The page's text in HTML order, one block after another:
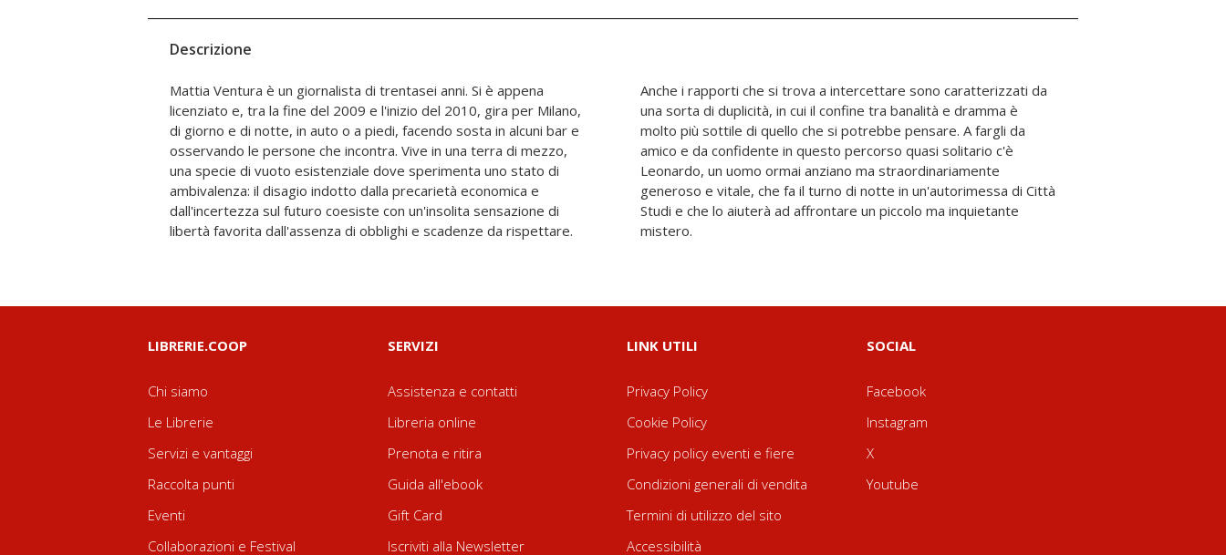
Descrizione
Mattia Ventura è un giornalista di trentasei anni. Si è appena
licenziato e, tra la fine del 2009 e l'inizio del 2010, gira per Milano,
di giorno e di notte, in auto o a piedi, facendo sosta in alcuni bar e
osservando le persone che incontra. Vive in una terra di mezzo,
una specie di vuoto esistenziale dove sperimenta uno stato di
ambivalenza: il disagio indotto dalla precarietà economica e
dall'incertezza sul futuro coesiste con un'insolita sensazione di
libertà favorita dall'assenza di obblighi e scadenze da rispettare.
Anche i rapporti che si trova a intercettare sono caratterizzati da
una sorta di duplicità, in cui il confine tra banalità e dramma è
molto più sottile di quello che si potrebbe pensare. A fargli da
amico e da confidente in questo percorso quasi solitario c'è
Leonardo, un uomo ormai anziano ma straordinariamente
generoso e vitale, che fa il turno di notte in un'autorimessa di Città
Studi e che lo aiuterà ad affrontare un piccolo ma inquietante
mistero.
LIBRERIE.COOP
Chi siamo
Le Librerie
Servizi e vantaggi
Raccolta punti
Eventi
Collaborazioni e Festival
SERVIZI
Assistenza e contatti
Libreria online
Prenota e ritira
Guida all'ebook
Gift Card
Iscriviti alla Newsletter
LINK UTILI
Privacy Policy
Cookie Policy
Privacy policy eventi e fiere
Condizioni generali di vendita
Termini di utilizzo del sito
Accessibilità
SOCIAL
Facebook
Instagram
X
Youtube